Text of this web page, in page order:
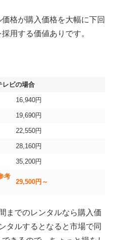
格が購入価格を大幅に下回
用する価値ありです。
レビの場合
16,940円
19,690円
22,550円
28,160円
35,200円
考
29,500円～
までのレンタルなら購入価
タルするとなると市場で同